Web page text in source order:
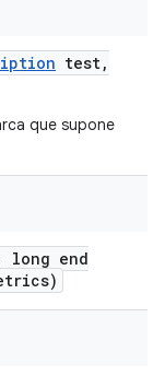
test,
que supone
long end